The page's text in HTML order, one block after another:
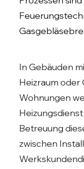
In Gebäuden
Heizraum oder
Wohnungen
Betreuung
zwischen